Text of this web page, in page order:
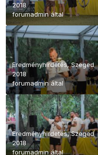
2018
forumadmináltal
Eredményhirdetés, Szeged
2018
forumadmináltal
Eredményhirdetés, Szeged
2018
forumadmináltal